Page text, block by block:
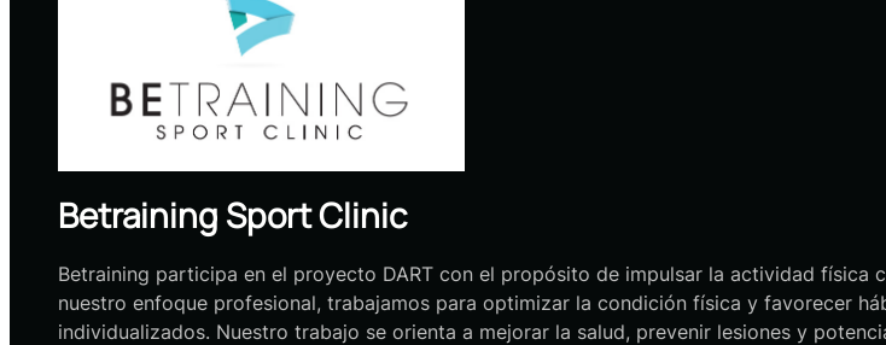
Betraining Sport Clinic
Betraining participa en el proyecto DART con el propósito de impulsar la actividad física
nuestro enfoque profesional, trabajamos para optimizar la condición física y favorecer
individualizados. Nuestro trabajo se orienta a mejorar la salud, prevenir lesiones y